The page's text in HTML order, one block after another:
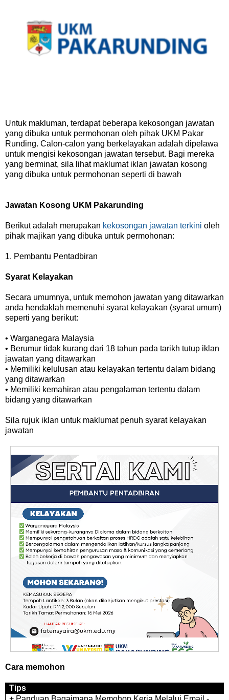
Untuk makluman, terdapat beberapa kekosongan jawatan
yang dibuka untuk permohonan oleh pihak UKM Pakar
Runding. Calon-calon yang berkelayakan adalah dipelawa
untuk mengisi kekosongan jawatan tersebut. Bagi mereka
yang berminat, sila lihat maklumat iklan jawatan kosong
yang dibuka untuk permohonan seperti di bawah
Jawatan Kosong UKM Pakarunding
Berikut adalah merupakan kekosongan jawatan terkini oleh
pihak majikan yang dibuka untuk permohonan:
1. Pembantu Pentadbiran
Syarat Kelayakan
Secara umumnya, untuk memohon jawatan yang ditawarkan
anda hendaklah memenuhi syarat kelayakan (syarat umum)
seperti yang berikut:
• Warganegara Malaysia
• Berumur tidak kurang dari 18 tahun pada tarikh tutup iklan
jawatan yang ditawarkan
• Memiliki kelulusan atau kelayakan tertentu dalam bidang
yang ditawarkan
• Memiliki kemahiran atau pengalaman tertentu dalam
bidang yang ditawarkan
Sila rujuk iklan untuk maklumat penuh syarat kelayakan
jawatan
Cara memohon
Tips